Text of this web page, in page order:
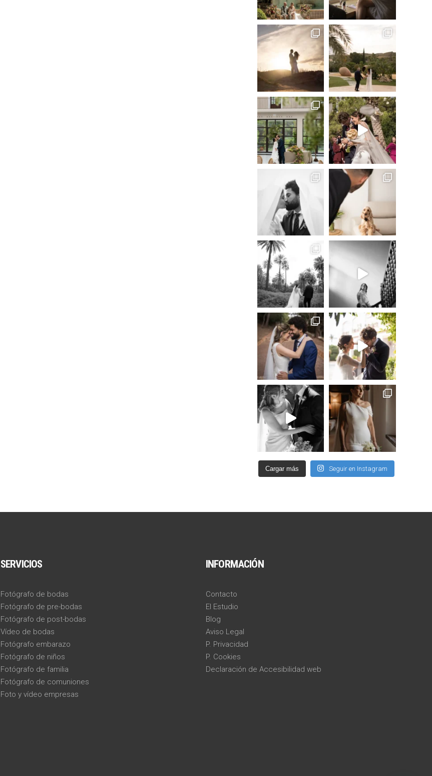
Cargar más Seguir en Instagram
SERVICIOS
Fotógrafo de bodas
Fotógrafo de pre-bodas
Fotógrafo de post-bodas
Vídeo de bodas
Fotógrafo embarazo
Fotógrafo de niños
Fotógrafo de familia
Fotógrafo de comuniones
Foto y vídeo empresas
INFORMACIÓN
Contacto
El Estudio
Blog
Aviso Legal
P. Privacidad
P. Cookies
Declaración de Accesibilidad web